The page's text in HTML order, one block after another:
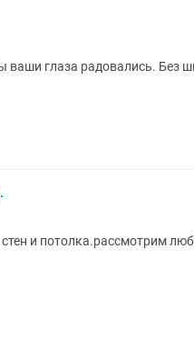
ваши глаза радовались. Без
шпатлевка, штукатурка ,обои, покраска , стен и